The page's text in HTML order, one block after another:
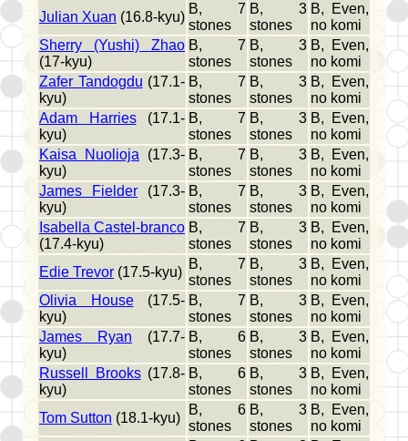
Julian Xuan (16.8-kyu)
B, 7
stones
B, 3
stones
B, Even,
no komi
Sherry (Yushi) Zhao
(17-kyu)
B, 7
stones
B, 3
stones
B, Even,
no komi
Zafer Tandogdu (17.1-
kyu)
B, 7
stones
B, 3
stones
B, Even,
no komi
Adam Harries(17.1-
kyu)
B, 7
stones
B, 3
stones
B, Even,
no komi
Kaisa Nuolioja (17.3-
kyu)
B, 7
stones
B, 3
stones
B, Even,
no komi
James Fielder (17.3-
kyu)
B, 7
stones
B, 3
stones
B, Even,
no komi
Isabella Castel-branco
(17.4-kyu)
B, 7
stones
B, 3
stones
B, Even,
no komi
Edie Trevor (17.5-kyu)
B, 7
stones
B, 3
stones
B, Even,
no komi
Olivia House(17.5-
kyu)
B, 7
stones
B, 3
stones
B, Even,
no komi
James Ryan (17.7-
kyu)
B, 6
stones
B, 3
stones
B, Even,
no komi
Russell Brooks(17.8-
kyu)
B, 6
stones
B, 3
stones
B, Even,
no komi
Tom Sutton (18.1-kyu)
B, 6
stones
B, 3
stones
B, Even,
no komi